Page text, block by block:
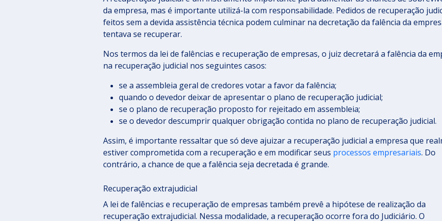
da empresa, mas é importante utilizá-la com responsabilidade. Pedidos de recuperação
feitos sem a devida assistência técnica podem culminar na decretação da falência da
tentava se recuperar.
Nos termos da lei de falências e recuperação de empresas, o juiz decretará a falência da
na recuperação judicial nos seguintes casos:
se a assembleia geral de credores votar a favor da falência;
quando o devedor deixar de apresentar o plano de recuperação judicial;
se o plano de recuperação proposto for rejeitado em assembleia;
se o devedor descumprir qualquer obrigação contida no plano de recuperação judicial.
Assim, é importante ressaltar que só deve ajuizar a recuperação judicial a empresa que
estiver comprometida com a recuperação e em modificar seus processos empresariais. Do
contrário, a chance de que a falência seja decretada é grande.
Recuperação extrajudicial
A lei de falências e recuperação de empresas também prevê a hipótese de realização da
recuperação extrajudicial. Nessa modalidade, a recuperação ocorre fora do Judiciário. O